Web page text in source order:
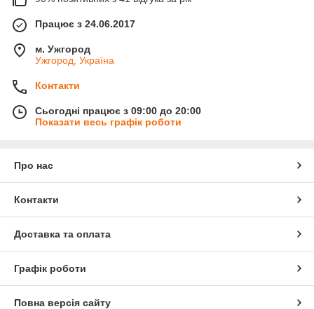
Працює з 24.06.2017
м. Ужгород
Ужгород, Україна
Контакти
Сьогодні працює з 09:00 до 20:00
Показати весь графік роботи
Про нас
Контакти
Доставка та оплата
Графік роботи
Повна версія сайту